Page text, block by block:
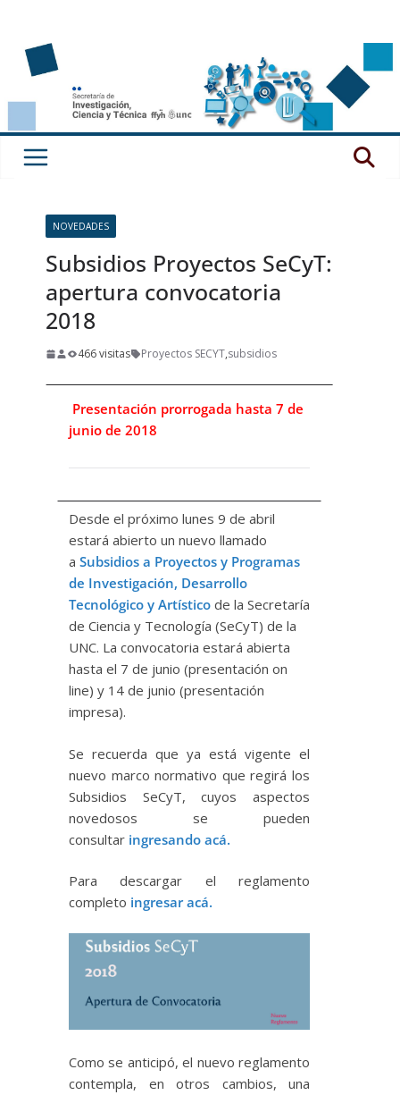
contenido
NOVEDADES
Subsidios Proyectos SeCyT:
apertura convocatoria
2018
466 visitas Proyectos SECYT,subsidios
Presentación prorrogada hasta 7 de
junio de 2018
Desde el próximo lunes 9 de abril
estará abierto un nuevo llamado
a Subsidios a Proyectos y Programas
de Investigación, Desarrollo
Tecnológico y Artístico de la Secretaría
de Ciencia y Tecnología (SeCyT) de la
UNC. La convocatoria estará abierta
hasta el 7 de junio (presentación on
line) y 14 de junio (presentación
impresa).
Se recuerda que ya está vigente el
nuevo marco normativo que regirá los
Subsidios SeCyT, cuyos aspectos
novedosos se pueden
consultar ingresando acá.
Para descargar el reglamento
completo ingresar acá.
Como se anticipó, el nuevo reglamento
contempla, en otros cambios, una